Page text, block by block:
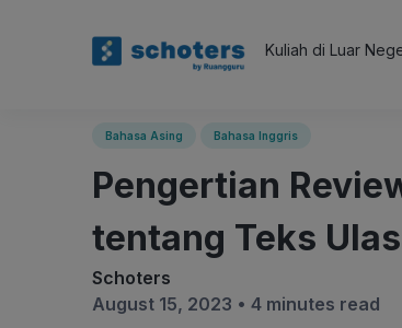
Kuliah di Luar
Bahasa Asing Bahasa Inggris
Pengertian
tentang Teks
Schoters
August 15, 2023 • 4 minutes read